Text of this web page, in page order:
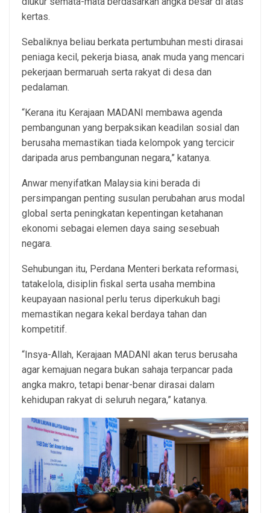
kertas.
Sebaliknya beliau berkata pertumbuhan mesti dirasai
peniaga kecil, pekerja biasa, anak muda yang mencari
pekerjaan bermaruah serta rakyat di desa dan
pedalaman.
“Kerana itu Kerajaan MADANI membawa agenda
pembangunan yang berpaksikan keadilan sosial dan
berusaha memastikan tiada kelompok yang tercicir
daripada arus pembangunan negara,” katanya.
Anwar menyifatkan Malaysia kini berada di
persimpangan penting susulan perubahan arus modal
global serta peningkatan kepentingan ketahanan
ekonomi sebagai elemen daya saing sesebuah
negara.
Sehubungan itu, Perdana Menteri berkata reformasi,
tatakelola, disiplin fiskal serta usaha membina
keupayaan nasional perlu terus diperkukuh bagi
memastikan negara kekal berdaya tahan dan
kompetitif.
“Insya-Allah, Kerajaan MADANI akan terus berusaha
agar kemajuan negara bukan sahaja terpancar pada
angka makro, tetapi benar-benar dirasai dalam
kehidupan rakyat di seluruh negara,” katanya.